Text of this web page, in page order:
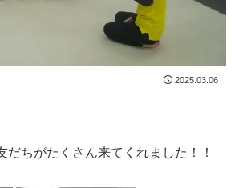
2025.03.06
だちがたくさん来てくれました！！